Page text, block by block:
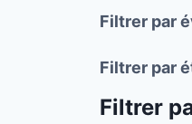
Filtrer par
Filtrer par
Filtrer